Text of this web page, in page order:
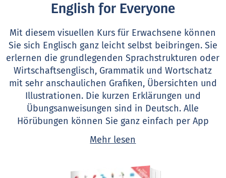
English for Everyone
Mit diesem visuellen Kurs für Erwachsene können
Sie sich Englisch ganz leicht selbst beibringen. Sie
erlernen die grundlegenden Sprachstrukturen oder
Wirtschaftsenglisch, Grammatik und Wortschatz
mit sehr anschaulichen Grafiken, Übersichten und
Illustrationen. Die kurzen Erklärungen und
Übungsanweisungen sind in Deutsch. Alle
Hörübungen können Sie ganz einfach per App
oder online abspielen. Der Kurs ist auch sehr gut
zur Vorbereitung auf die Sprachtests CEFR, IELTS,
BULTAS geeignet.
Mehr lesen